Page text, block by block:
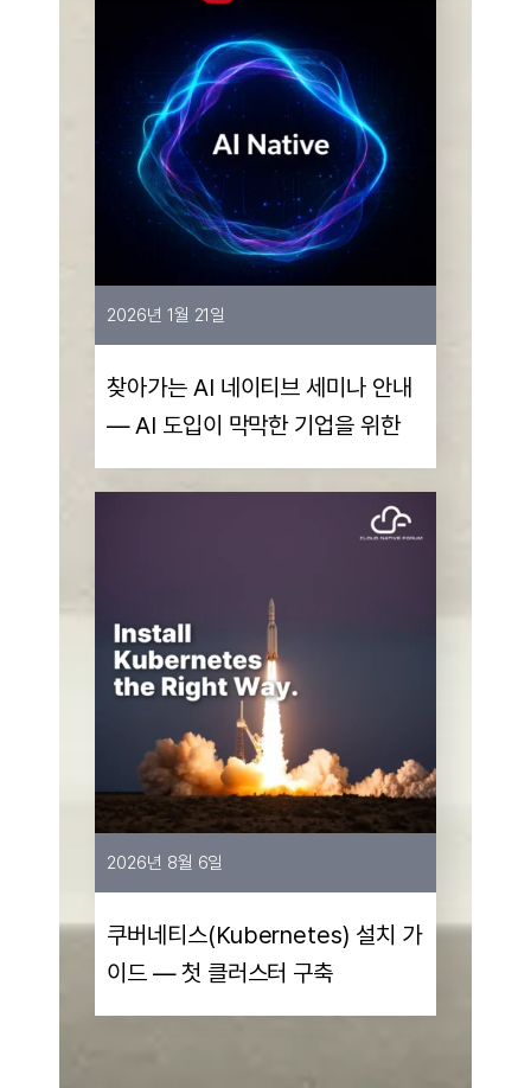
2026년 1월 21일
찾아가는 AI 네이티브 세미나 안내
— AI 도입이 막막한 기업을 위한
2026년 8월 6일
쿠버네티스(Kubernetes) 설치 가
이드 — 첫 클러스터 구축